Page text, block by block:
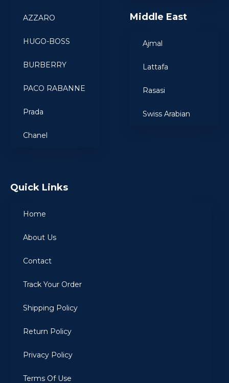
AZZARO
HUGO-BOSS
BURBERRY
PACO RABANNE
Prada
Chanel
Middle East
Ajmal
Lattafa
Rasasi
Swiss Arabian
Quick Links
Home
About Us
Contact
Track Your Order
Shipping Policy
Return Policy
Privacy Policy
Terms Of Use